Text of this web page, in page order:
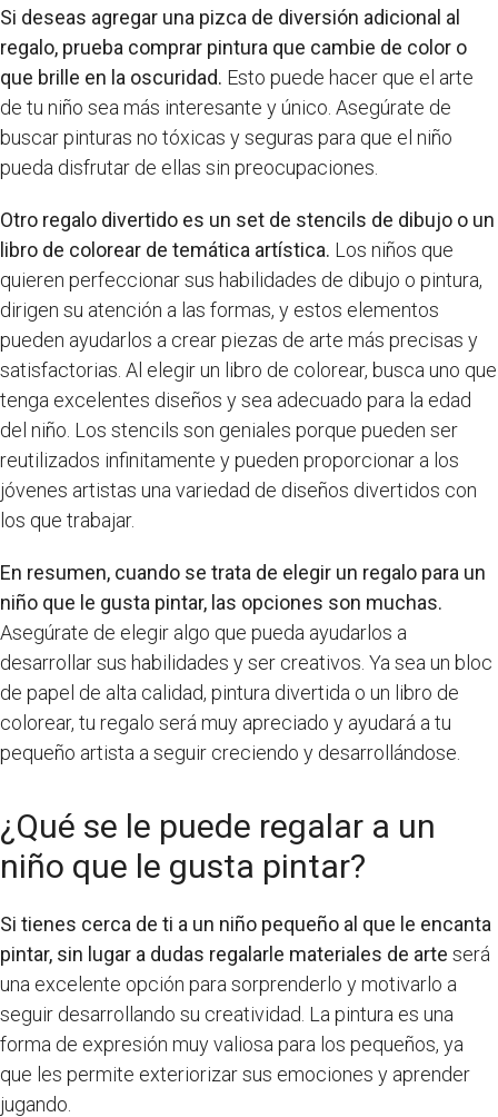
Si deseas agregar una pizca de diversión adicional al
regalo, prueba comprar pintura que cambie de color o
que brille en la oscuridad. Esto puede hacer que el arte
de tu niño sea más interesante y único. Asegúrate de
buscar pinturas no tóxicas y seguras para que el niño
pueda disfrutar de ellas sin preocupaciones.
Otro regalo divertido es un set de stencils de dibujo o un
libro de colorear de temática artística. Los niños que
quieren perfeccionar sus habilidades de dibujo o pintura,
dirigen su atención a las formas, y estos elementos
pueden ayudarlos a crear piezas de arte más precisas y
satisfactorias. Al elegir un libro de colorear, busca uno que
tenga excelentes diseños y sea adecuado para la edad
del niño. Los stencils son geniales porque pueden ser
reutilizados infinitamente y pueden proporcionar a los
jóvenes artistas una variedad de diseños divertidos con
los que trabajar.
En resumen, cuando se trata de elegir un regalo para un
niño que le gusta pintar, las opciones son muchas.
Asegúrate de elegir algo que pueda ayudarlos a
desarrollar sus habilidades y ser creativos. Ya sea un bloc
de papel de alta calidad, pintura divertida o un libro de
colorear, tu regalo será muy apreciado y ayudará a tu
pequeño artista a seguir creciendo y desarrollándose.
¿Qué se le puede regalar a un
niño que le gusta pintar?
Si tienes cerca de ti a un niño pequeño al que le encanta
pintar, sin lugar a dudas regalarle materiales de arte será
una excelente opción para sorprenderlo y motivarlo a
seguir desarrollando su creatividad. La pintura es una
forma de expresión muy valiosa para los pequeños, ya
que les permite exteriorizar sus emociones y aprender
jugando.